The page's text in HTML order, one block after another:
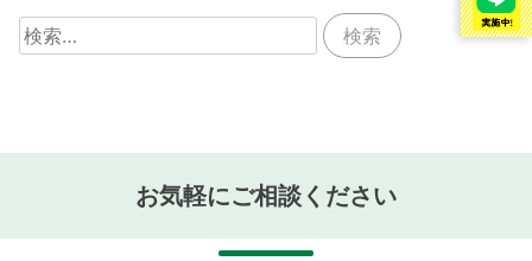
検
索:
お気軽にご相談ください